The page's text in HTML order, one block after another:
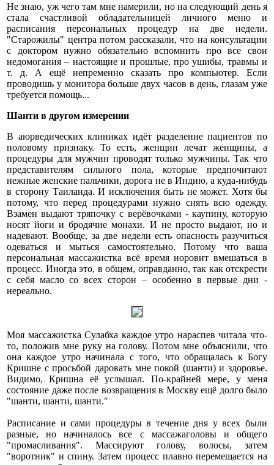
Не знаю, уж чего там мне намерили, но на следующий день я
стала счастливой обладательницей личного меню и
расписания персональных процедур на две недели.
"Старожилы" центра потом рассказали, что на консультации
с доктором нужно обязательно вспомнить про все свои
недомогания – настоящие и прошлые, про ушибы, травмы и
т. д. А ещё непременно сказать про компьютер. Если
проводишь у монитора больше двух часов в день, глазам уже
требуется помощь...
Шанти в другом измерении
В аюрведических клиниках идёт разделение пациентов по
половому признаку. То есть, женщин лечат женщины, а
процедуры для мужчин проводят только мужчины. Так что
представителям сильного пола, которые предпочитают
нежные женские пальчики, дорога не в Индию, а куда-нибудь
в сторону Таиланда. И исключения быть не может. Хотя бы
потому, что перед процедурами нужно снять всю одежду.
Взамен выдают тряпочку с верёвочками - каупину, которую
носят йоги и бродячие монахи. И не просто выдают, но и
надевают. Вообще, за две недели есть опасность разучиться
одеваться и мыться самостоятельно. Потому что ваша
персональная массажистка всё время норовит вмешаться в
процесс. Иногда это, в общем, оправданно, так как отскрести
с себя масло со всех сторон – особенно в первые дни -
нереально.
Моя массажистка Сулабха каждое утро нараспев читала что-
то, положив мне руку на голову. Потом мне объяснили, что
она каждое утро начинала с того, что обращалась к Богу
Кришне с просьбой даровать мне покой (шанти) и здоровье.
Видимо, Кришна её услышал. По-крайней мере, у меня
состояние даже после возвращения в Москву ещё долго было
"шанти, шанти, шанти."
Расписание и сами процедуры в течение дня у всех были
разные, но начиналось все с массажаголовы и общего
"промасливания". Массируют голову, волосы, затем
"воротник" и спину. Затем процесс плавно перемещается на